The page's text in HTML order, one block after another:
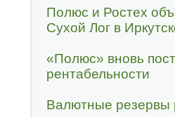
Полюс и Ростех
Сухой Лог в
«Полюс» вновь
рентабельности
Валютные резервы